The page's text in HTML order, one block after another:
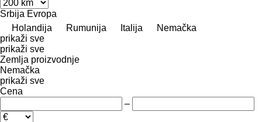
Srbija Evropa
Holandija
Rumunija Italija
Nemačka
prikaži sve
prikaži sve
Zemlja proizvodnje
Nemačka
prikaži sve
Cena
–